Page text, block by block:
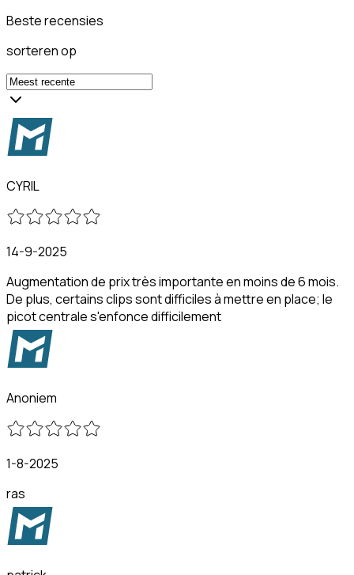
Beste recensies
sorteren op
CYRIL
14-9-2025
Augmentation de prix très importante en moins de 6 mois.
De plus, certains clips sont difficiles à mettre en place; le
picot centrale s'enfonce difficilement
Anoniem
1-8-2025
ras